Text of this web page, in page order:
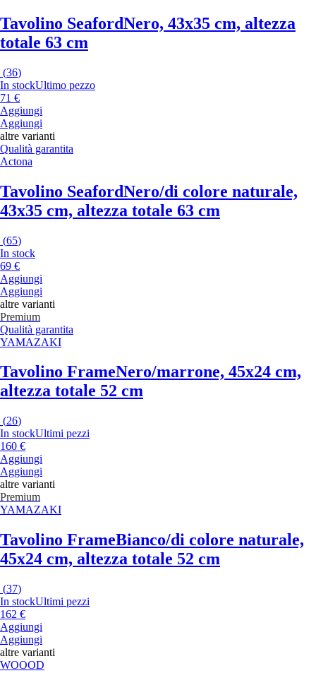
Tavolino SeafordNero, 43x35 cm, altezza
totale 63 cm
(36)
In stockUltimo pezzo
71 €
Aggiungi
Aggiungi
altre varianti
Qualità garantita
Actona
Tavolino SeafordNero/di colore naturale,
43x35 cm, altezza totale 63 cm
(65)
In stock
69 €
Aggiungi
Aggiungi
altre varianti
Premium
Qualità garantita
YAMAZAKI
Tavolino FrameNero/marrone, 45x24 cm,
altezza totale 52 cm
(26)
In stockUltimi pezzi
160 €
Aggiungi
Aggiungi
altre varianti
Premium
YAMAZAKI
Tavolino FrameBianco/di colore naturale,
45x24 cm, altezza totale 52 cm
(37)
In stockUltimi pezzi
162 €
Aggiungi
Aggiungi
altre varianti
WOOOD